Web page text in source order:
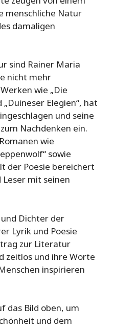
menschliche Natur
damaligen
sind Rainer Maria
nicht mehr
wie „Die
Elegien“, hat
und seine
Nachdenken ein.
wie
sowie
der Poesie bereichert
Leser mit seinen
Dichter der
Lyrik und Poesie
zur Literatur
zeitlos und ihre Worte
inspirieren
das Bild oben, um
und dem